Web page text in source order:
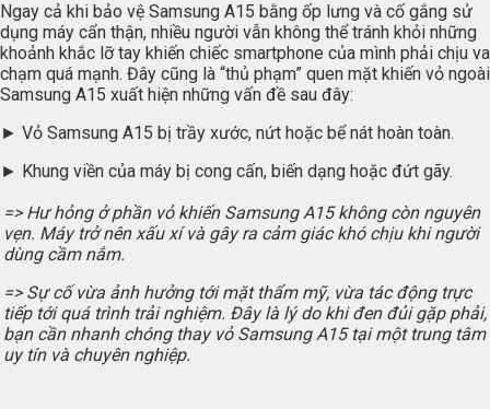
Ngay cả khi bảo vệ Samsung A15 bằng ốp lưng và cố gắng sử
dụng máy cẩn thận, nhiều người vẫn không thể tránh khỏi những
khoảnh khắc lỡ tay khiến chiếc smartphone của mình phải chịu va
chạm quá mạnh. Đây cũng là “thủ phạm” quen mặt khiến vỏ ngoài
Samsung A15 xuất hiện những vấn đề sau đây:
► Vỏ Samsung A15 bị trầy xước, nứt hoặc bể nát hoàn toàn.
► Khung viền của máy bị cong cấn, biến dạng hoặc đứt gãy.
=> Hư hỏng ở phần vỏ khiến Samsung A15 không còn nguyên
vẹn. Máy trở nên xấu xí và gây ra cảm giác khó chịu khi người
dùng cầm nắm.
=> Sự cố vừa ảnh hưởng tới mặt thẩm mỹ, vừa tác động trực
tiếp tới quá trình trải nghiệm. Đây là lý do khi đen đủi gặp phải,
bạn cần nhanh chóng thay vỏ Samsung A15 tại một trung tâm
uy tín và chuyên nghiệp.